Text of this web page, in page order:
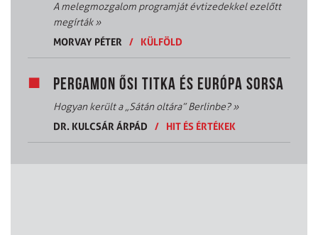
A melegmozgalom programját évtizedekkel ezelőtt
megírták»
MORVAY PÉTER
/ KÜLFÖLD
PERGAMON ŐSI TITKA ÉS EURÓPA SORSA
Hogyan került a „Sátán oltára” Berlinbe?»
DR. KULCSÁR ÁRPÁD
/ HIT ÉS ÉRTÉKEK